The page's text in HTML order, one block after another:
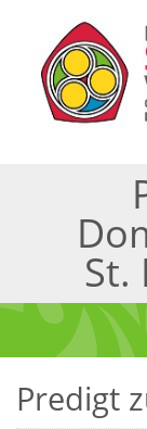
St.
Predigt